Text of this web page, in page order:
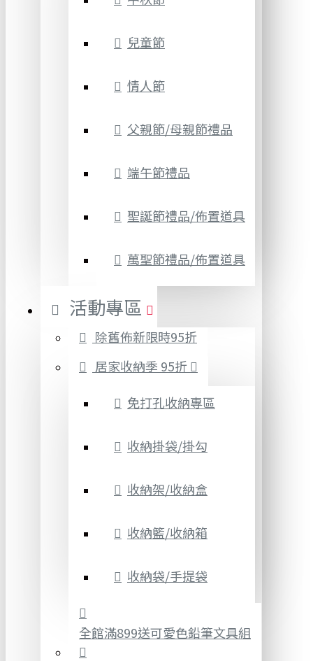
兒童節
情人節
父親節/母親節禮品
端午節禮品
聖誕節禮品/佈置道具
萬聖節禮品/佈置道具
活動專區
除舊佈新限時95折
居家收納季 95折
免打孔收納專區
收納掛袋/掛勾
收納架/收納盒
收納籃/收納箱
收納袋/手提袋
全館滿899送可愛色鉛筆文具組